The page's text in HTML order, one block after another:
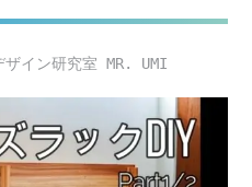
ザイン研究室 MR. UMI